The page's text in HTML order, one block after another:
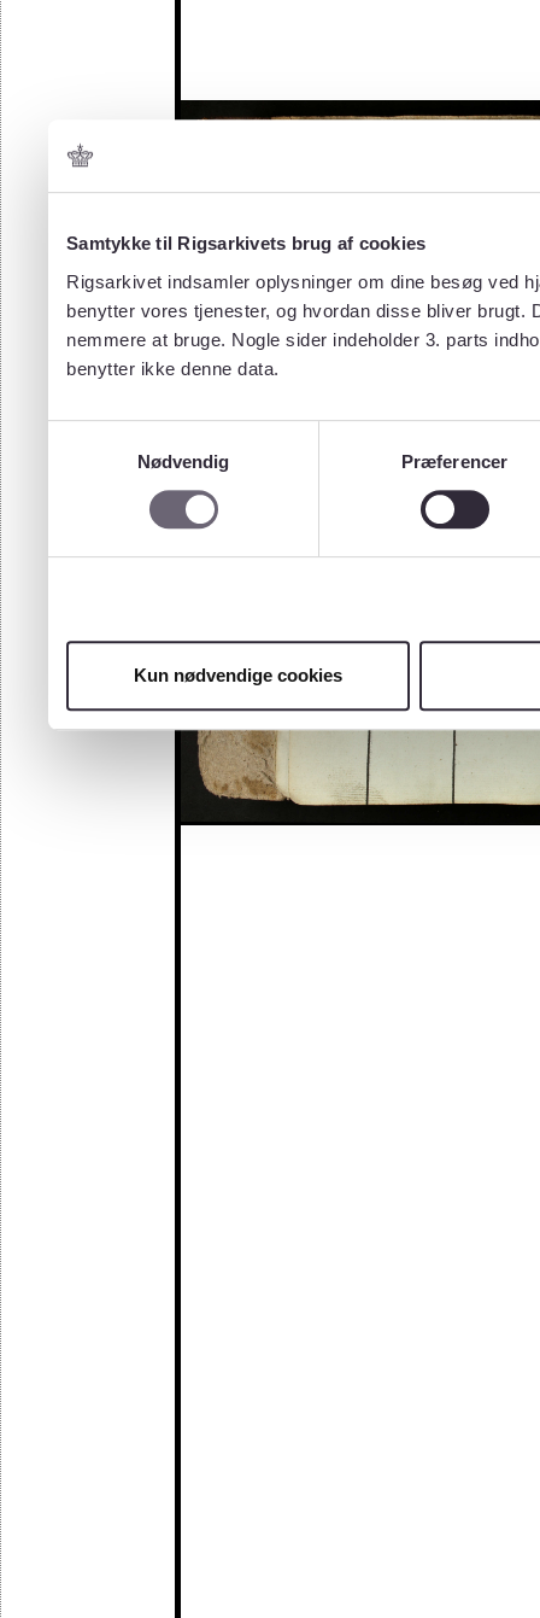
Samtykke til Rigsarkivets brug af cookies
Rigsarkivet indsamler oplysninger om dine besøg ved
benytter vores tjenester, og hvordan disse bliver
nemmere at bruge. Nogle sider indeholder 3. parts
benytter ikke denne data.
Nødvendig
Præferencer
Kun nødvendige cookies